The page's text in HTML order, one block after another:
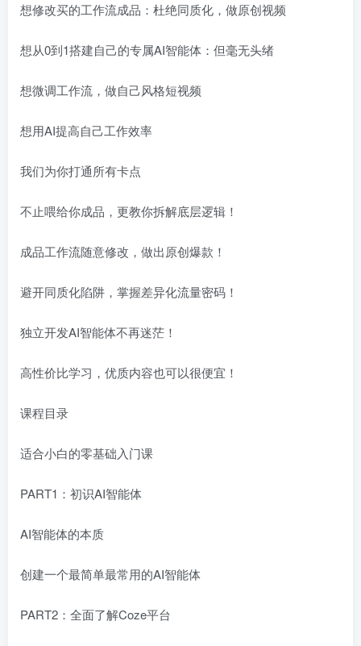
想修改买的工作流成品：杜绝同质化，做原创视频
想从0到1搭建自己的专属AI智能体：但毫无头绪
想微调工作流，做自己风格短视频
想用AI提高自己工作效率
我们为你打通所有卡点
不止喂给你成品，更教你拆解底层逻辑！
成品工作流随意修改，做出原创爆款！
避开同质化陷阱，掌握差异化流量密码！
独立开发AI智能体不再迷茫！
高性价比学习，优质内容也可以很便宜！
课程目录
适合小白的零基础入门课
PART1：初识AI智能体
AI智能体的本质
创建一个最简单最常用的AI智能体
PART2：全面了解Coze平台